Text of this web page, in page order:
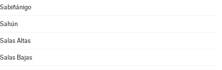
Sabiñánigo
Sahún
Salas Altas
Salas Bajas